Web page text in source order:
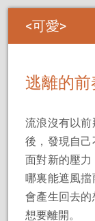
可愛
逃離的前
流浪沒有以
後，發現自
面對新的壓力
哪裏能遮風
會產生回去
想要離開。